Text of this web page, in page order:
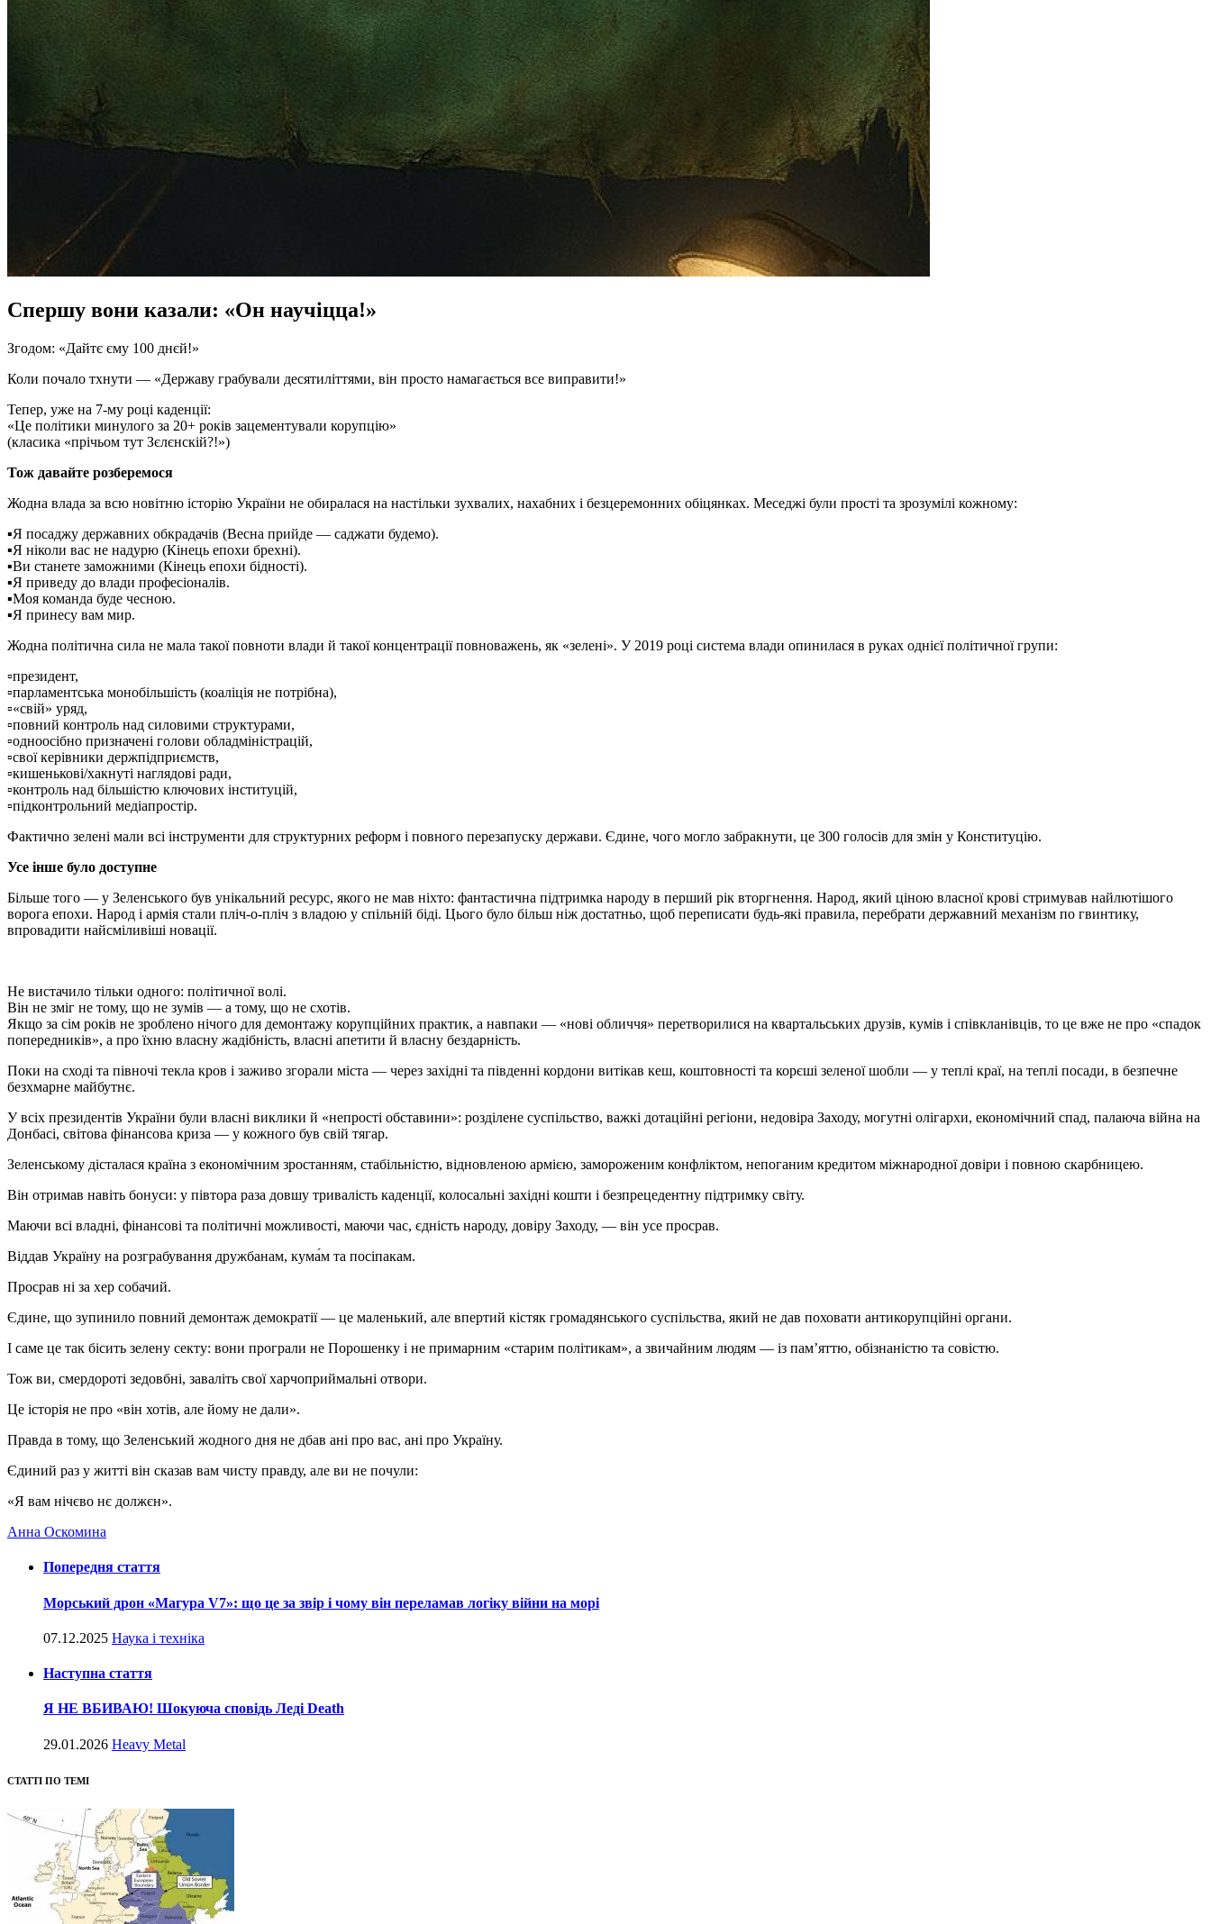
Спершу вони казали: «Он научіцца!»
Згодом: «Дайтє єму 100 днєй!»
Коли почало тхнути — «Державу грабували десятиліттями, він просто намагається все виправити!»
Тепер, уже на 7-му році каденції:
«Це політики минулого за 20+ років зацементували корупцію»
(класика «прічьом тут Зєлєнскій?!»)
Тож давайте розберемося
Жодна влада за всю новітню історію України не обиралася на настільки зухвалих, нахабних і безцеремонних обіцянках. Меседжі були прості та зрозумілі кожному:
▪️Я посаджу державних обкрадачів (Весна прийде — саджати будемо).
▪️Я ніколи вас не надурю (Кінець епохи брехні).
▪️Ви станете заможними (Кінець епохи бідності).
▪️Я приведу до влади професіоналів.
▪️Моя команда буде чесною.
▪️Я принесу вам мир.
Жодна політична сила не мала такої повноти влади й такої концентрації повноважень, як «зелені». У 2019 році система влади опинилася в руках однієї політичної групи:
▫️президент,
▫️парламентська монобільшість (коаліція не потрібна),
▫️«свій» уряд,
▫️повний контроль над силовими структурами,
▫️одноосібно призначені голови обладміністрацій,
▫️свої керівники держпідприємств,
▫️кишенькові/хакнуті наглядові ради,
▫️контроль над більшістю ключових інституцій,
▫️підконтрольний медіапростір.
Фактично зелені мали всі інструменти для структурних реформ і повного перезапуску держави. Єдине, чого могло забракнути, це 300 голосів для змін у Конституцію.
Усе інше було доступне
Більше того — у Зеленського був унікальний ресурс, якого не мав ніхто: фантастична підтримка народу в перший рік вторгнення. Народ, який ціною власної крові стримував найлютішого
ворога епохи. Народ і армія стали пліч-о-пліч з владою у спільній біді. Цього було більш ніж достатньо, щоб переписати будь-які правила, перебрати державний механізм по гвинтику,
впровадити найсміливіші новації.
Не вистачило тільки одного: політичної волі.
Він не зміг не тому, що не зумів — а тому, що не схотів.
Якщо за сім років не зроблено нічого для демонтажу корупційних практик, а навпаки — «нові обличчя» перетворилися на квартальських друзів, кумів і співкланівців, то це вже не про «спадок
попередників», а про їхню власну жадібність, власні апетити й власну бездарність.
Поки на сході та півночі текла кров і заживо згорали міста — через західні та південні кордони витікав кеш, коштовності та корєші зеленої шобли — у теплі краї, на теплі посади, в безпечне
безхмарне майбутнє.
У всіх президентів України були власні виклики й «непростi обставини»: розділене суспільство, важкі дотаційні регіони, недовіра Заходу, могутні олігархи, економічний спад, палаюча війна на
Донбасі, світова фінансова криза — у кожного був свій тягар.
Зеленському дісталася країна з економічним зростанням, стабільністю, відновленою армією, замороженим конфліктом, непоганим кредитом міжнародної довіри і повною скарбницею.
Він отримав навіть бонуси: у півтора раза довшу тривалість каденції, колосальні західні кошти і безпрецедентну підтримку світу.
Маючи всі владні, фінансові та політичні можливості, маючи час, єдність народу, довіру Заходу, — він усе просрав.
Віддав Україну на розграбування дружбанам, кума́м та посіпакам.
Просрав ні за хер собачий.
Єдине, що зупинило повний демонтаж демократії — це маленький, але впертий кістяк громадянського суспільства, який не дав поховати антикорупційні органи.
І саме це так бісить зелену секту: вони програли не Порошенку і не примарним «старим політикам», а звичайним людям — із пам’яттю, обізнаністю та совістю.
Тож ви, смердороті зедовбні, заваліть свої харчоприймальні отвори.
Це історія не про «він хотів, але йому не дали».
Правда в тому, що Зеленський жодного дня не дбав ані про вас, ані про Україну.
Єдиний раз у житті він сказав вам чисту правду, але ви не почули:
«Я вам нічєво нє должєн».
Анна Оскомина
Попередня стаття
Морський дрон «Магура V7»: що це за звір і чому він переламав логіку війни на морі
07.12.2025 Наука і техніка
Наступна стаття
Я НЕ ВБИВАЮ! Шокуюча сповідь Леді Death
29.01.2026 Heavy Metal
СТАТТІ ПО ТЕМІ